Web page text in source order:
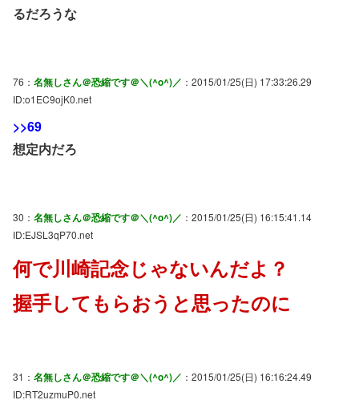
るだろうな
76： 名無しさん＠恐縮です＠＼(^o^)／ ：2015/01/25(日) 17:33:26.29
ID:o1EC9ojK0.net
>>69
想定内だろ
30： 名無しさん＠恐縮です＠＼(^o^)／ ：2015/01/25(日) 16:15:41.14
ID:EJSL3qP70.net
何で川崎記念じゃないんだよ？
握手してもらおうと思ったのに
31： 名無しさん＠恐縮です＠＼(^o^)／ ：2015/01/25(日) 16:16:24.49
ID:RT2uzmuP0.net